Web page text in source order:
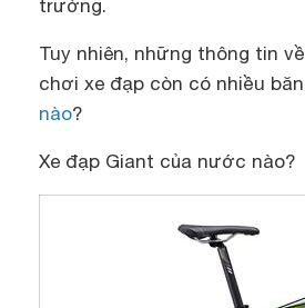
trường.
Tuy nhiên, những thông tin
chơi xe đạp còn có nhiều
nào?
Xe đạp Giant của nước nào?